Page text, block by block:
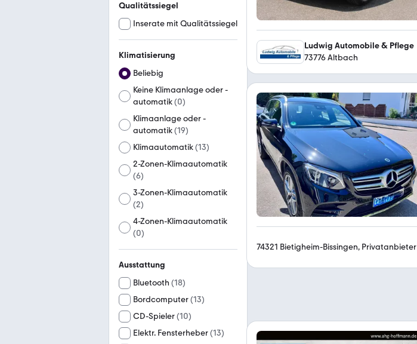
Qualitätssiegel
Inserate mit Qualitätssiegel
Klimatisierung
Beliebig
Keine Klimaanlage oder -
automatik(0)
Klimaanlage oder -
automatik(19)
Klimaautomatik(13)
2-Zonen-Klimaautomatik
(6)
3-Zonen-Klimaautomatik
(2)
4-Zonen-Klimaautomatik
(0)
Ausstattung
Bluetooth (18)
Bordcomputer(13)
CD-Spieler(10)
Elektr. Fensterheber(13)
Ludwig Automobile & Pflege
73776 Altbach
74321 Bietigheim-Bissingen, Privatanbieter